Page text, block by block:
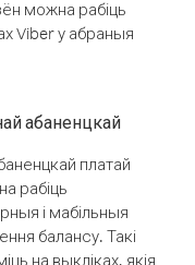
можна рабіць
Viber у абраныя
абаненцкай
платай
рабіць
і мабільныя
балансу. Такі
на выкліках, якія